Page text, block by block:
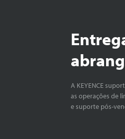
A KEYENCE
as operações de
e suporte pós-